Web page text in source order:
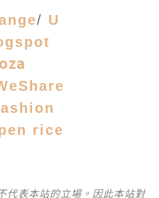
/ U
rice
代表本站的立場。因此本站對